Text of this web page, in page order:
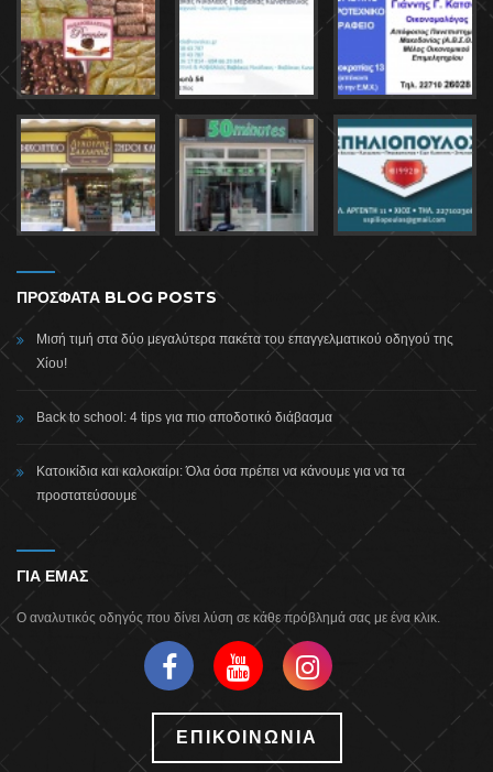
ΠΡΟΣΦΑΤΑ BLOG POSTS
Μισή τιμή στα δύο μεγαλύτερα πακέτα του επαγγελματικού οδηγού της
Χίου!
Back to school: 4 tips για πιο αποδοτικό διάβασμα
Κατοικίδια και καλοκαίρι: Όλα όσα πρέπει να κάνουμε για να τα
προστατεύσουμε
ΓΙΑ ΕΜΑΣ
Ο αναλυτικός οδηγός που δίνει λύση σε κάθε πρόβλημά σας με ένα κλικ.
ΕΠΙΚΟΙΝΩΝΙΑ